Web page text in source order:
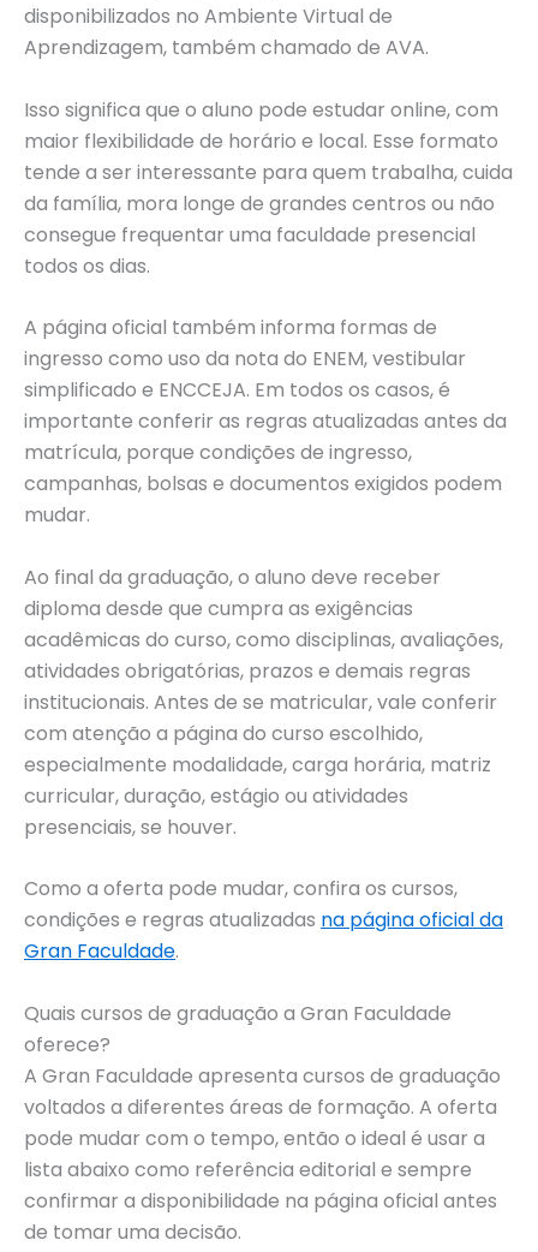
disponibilizados no Ambiente Virtual de
Aprendizagem, também chamado de AVA.
Isso significa que o aluno pode estudar online, com
maior flexibilidade de horário e local. Esse formato
tende a ser interessante para quem trabalha, cuida
da família, mora longe de grandes centros ou não
consegue frequentar uma faculdade presencial
todos os dias.
A página oficial também informa formas de
ingresso como uso da nota do ENEM, vestibular
simplificado e ENCCEJA. Em todos os casos, é
importante conferir as regras atualizadas antes da
matrícula, porque condições de ingresso,
campanhas, bolsas e documentos exigidos podem
mudar.
Ao final da graduação, o aluno deve receber
diploma desde que cumpra as exigências
acadêmicas do curso, como disciplinas, avaliações,
atividades obrigatórias, prazos e demais regras
institucionais. Antes de se matricular, vale conferir
com atenção a página do curso escolhido,
especialmente modalidade, carga horária, matriz
curricular, duração, estágio ou atividades
presenciais, se houver.
Como a oferta pode mudar, confira os cursos,
condições e regras atualizadas na página oficial da
Gran Faculdade.
Quais cursos de graduação a Gran Faculdade
oferece?
A Gran Faculdade apresenta cursos de graduação
voltados a diferentes áreas de formação. A oferta
pode mudar com o tempo, então o ideal é usar a
lista abaixo como referência editorial e sempre
confirmar a disponibilidade na página oficial antes
de tomar uma decisão.